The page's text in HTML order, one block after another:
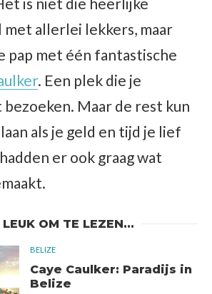
allerlei lekkers, maar
pap met één fantastische
. Een plek die je
Maar de rest kun
als je geld en tijd je lief
er ook graag wat
LEUK OM TE LEZEN...
BELIZE
Caye Caulker: Paradijs in
Belize